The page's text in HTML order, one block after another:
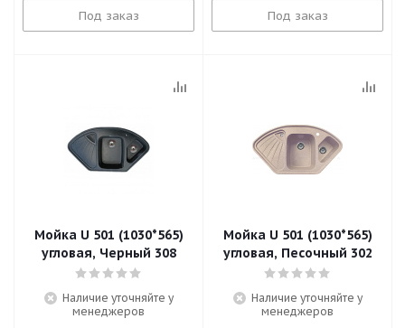
Под заказ Под заказ
Мойка U 501 (1030*565)
угловая, Черный 308
Наличие уточняйте у
менеджеров
Мойка U 501 (1030*565)
угловая, Песочный 302
Наличие уточняйте у
менеджеров